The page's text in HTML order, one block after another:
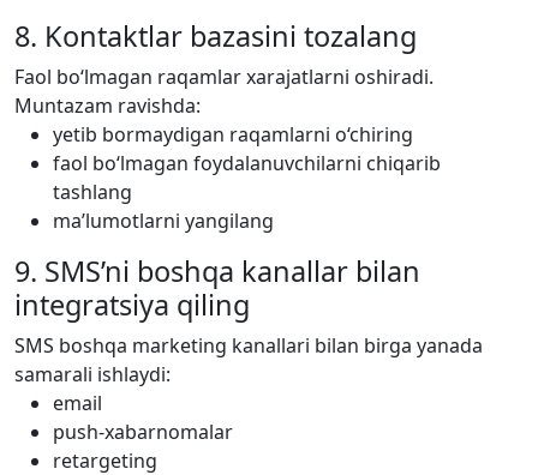
8. Kontaktlar bazasini tozalang
Faol bo‘lmagan raqamlar xarajatlarni oshiradi.
Muntazam ravishda:
yetib bormaydigan raqamlarni o‘chiring
faol bo‘lmagan foydalanuvchilarni chiqarib
tashlang
ma’lumotlarni yangilang
9. SMS’ni boshqa kanallar bilan
integratsiya qiling
SMS boshqa marketing kanallari bilan birga yanada
samarali ishlaydi:
email
push-xabarnomalar
retargeting